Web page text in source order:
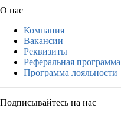
О нас
Компания
Вакансии
Реквизиты
Реферальная программа
Программа лояльности
Подписывайтесь на нас